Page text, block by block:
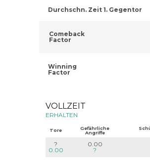
Durchschn. Zeit 1. Gegentor
Comeback
Factor
Winning
Factor
VOLLZEIT
ERHALTEN
Tore
Gefährliche
Angriffe
?
0.00
0.00
?